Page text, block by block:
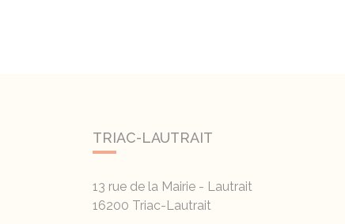
TRIAC-LAUTRAIT
13 rue de la Mairie - Lautrait
16200 Triac-Lautrait